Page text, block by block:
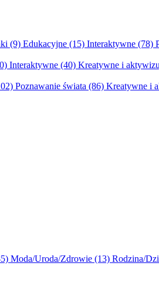
(9) Edukacyjne (15) Interaktywne (78)
Interaktywne (40) Kreatywne i
Poznawanie świata (86) Kreatywne i
Moda/Uroda/Zdrowie (13) Rodzina/